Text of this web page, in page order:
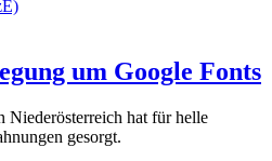
um Google Fonts
Niederösterreich hat für helle
gesorgt.